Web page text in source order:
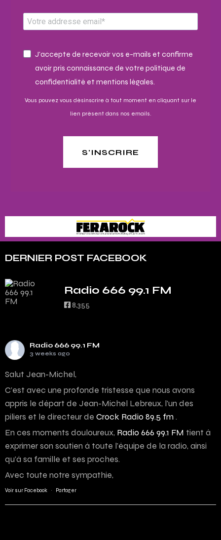
J'accepte de recevoir vos e-mails et confirme
avoir pris connaissance de votre politique de
confidentialité et mentions légales.
Vous pouvez vous désinscrire à tout moment en cliquant sur le
lien présent dans nos emails.
S'INSCRIRE
DERNIER POST FACEBOOK
Radio 666 99.1 FM
8,355
Radio 666 99.1 FM
3 weeks ago
Salut Jean-Michel,
C’est avec une profonde tristesse que nous avons
appris le départ de Jean-Michel Lebreux, l’un des
piliers et le directeur de Crock Radio 89.5 fm.
En ces moments douloureux, Radio 666 99.1 FM tient à
exprimer son soutien à toute l’équipe de la radio, ainsi
qu’à sa famille et ses proches.
Avec toute notre sympathie,
Voir sur Facebook · Partager